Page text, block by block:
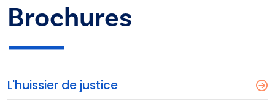
Brochures
L'huissier de justice